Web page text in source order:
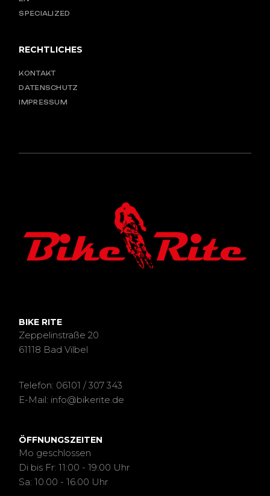
SPECIALIZED
RECHTLICHES
KONTAKT
DATENSCHUTZ
IMPRESSUM
BIKE RITE
Zeppelinstraße 20
61118 Bad Vilbel
Telefon: 06101 / 307 343
E-Mail: info@bikerite.de
ÖFFNUNGSZEITEN
Mo geschlossen
Di bis Fr: 11:00 - 19:00 Uhr
Sa: 10.00 - 16.00 Uhr